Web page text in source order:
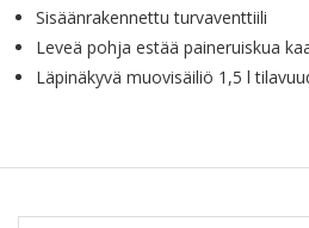
Sisäänrakennettu turvaventtiili
Leveä pohja estää paineruiskua
Läpinäkyvä muovisäiliö 1,5 l